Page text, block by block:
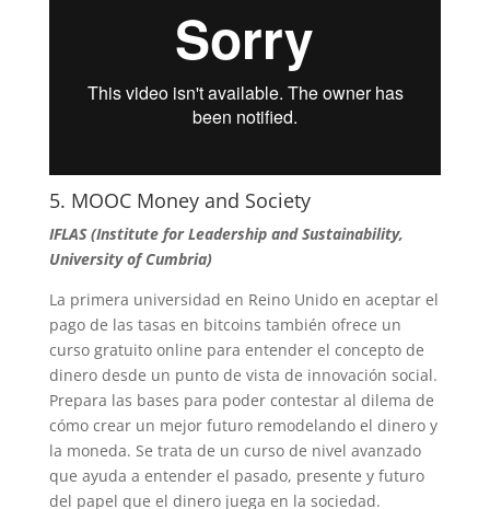
5. MOOC Money and Society
IFLAS (Institute for Leadership and Sustainability,
University of Cumbria)
La primera universidad en Reino Unido en aceptar el
pago de las tasas en bitcoins también ofrece un
curso gratuito online para entender el concepto de
dinero desde un punto de vista de innovación social.
Prepara las bases para poder contestar al dilema de
cómo crear un mejor futuro remodelando el dinero y
la moneda. Se trata de un curso de nivel avanzado
que ayuda a entender el pasado, presente y futuro
del papel que el dinero juega en la sociedad.